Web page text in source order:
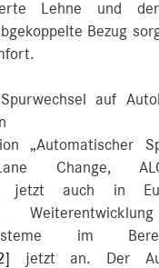
Lehne und
Bezug
auf
„Automatischer
Change,
jetzt auch in
im
jetzt an. Der